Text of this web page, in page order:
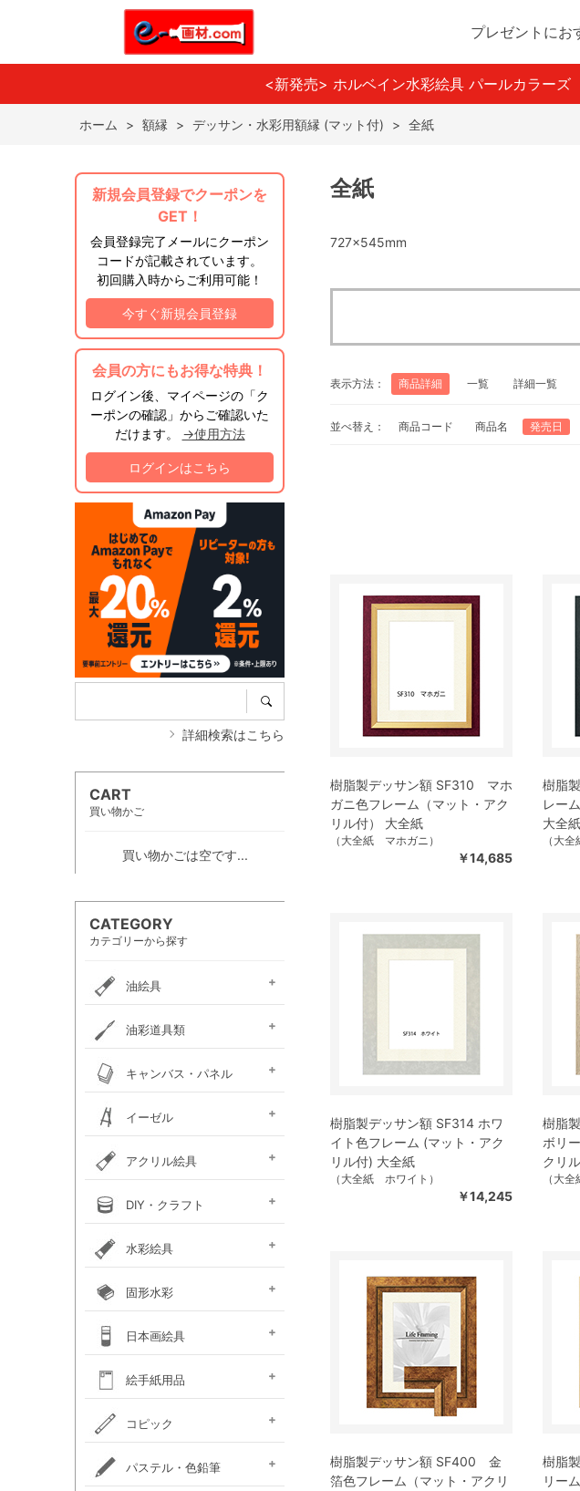
プレゼントにお
<新発売> ホルベイン水彩絵具 パールカラー
ホーム > 額縁 > デッサン・水彩用額縁 (マット付) > 全紙
新規会員登録でクーポンを
GET！
会員登録完了メールにクーポン
コードが記載されています。
初回購入時からご利用可能！
今すぐ新規会員登録
会員の方にもお得な特典！
ログイン後、マイページの「ク
ーポンの確認」からご確認いた
だけます。 →使用方法
ログインはこちら
詳細検索はこちら
CART
買い物かご
買い物かごは空です...
CATEGORY
カテゴリーから探す
油絵具
お勧めセット
アーチスト油絵具
DUO水可溶性油絵具
ヴェルネ 高品位油絵具
ホルベイン画用液
スタンダードオイルカラー
クサカベ・専門家用油絵具
ミノー油絵具
ギルド油絵具
ラスター油絵具
クサカベ画用液
マツダ・スーパー油絵具
マツダ画用液
オイルカラー AOC
W＆N画用液
レンブラント油絵具
ヴァンゴッホ油絵具
ターレンス油絵具
ターレンス画用液
ターナー・マチソン油絵具
ターナー画溶液
油彩道具類
ペインティングナイフ
ペインティングナイフ
イタリアンアートナイフ
ペンチングナイフ
パレットナイフ
カタリスト
パレット
チューブ絞り
キャンバス・パネル
張り上げキャンバス
ロールキャンバス
キャンバスボード
木枠
キャンバス張り用具
木製パネル・水貼りテープ
メタリックキャンバス
イーゼル
アトリエイーゼル
デッサンイーゼル
ディスプレイイーゼル
野外イーゼル
卓上イーゼル
イーゼルボックス
アトリエキャビネット
イーゼル用品
アクリル絵具
アクリルガッシュ絵具
ガッシュ専用メディウム
布えのぐ
ターナー・イベントカラー
絵具（レギュラー）
絵具（ソフト）
リキテックスベーシックス
リキテックスリキッド
リキテックスプライム
アクリリックプラス
リキテックスバイオベース
メディウム類
ホルベイン・アクリリック
カラー［ヘビーボディ］
アクリリックガッシュ
ホルベイン・メディウム類
ホルベイン・アクリリック
カラー ［フルイド］
ホルベイン・アクリリック
カラー ［インク］
ホルベイン・アクリリック
カラー ［イリデッセンス］
アクリリックカラー
アクリリックガッシュ
アムステルダム・アクリリ
ックカラー エキスパート
アムステルダム・アクリル
絵具メディウム／補助材
クサカベ・アキーラ
アキーラ ガッシュ
アキーラ専用 メディウ
ム
アクリル絵具廃液処理剤
ゴールデン ヘビーボデ
ィ
ゴールデン フルイド
ゴールデン ハイフロー
ゴールデン オープン
ゴールデン ソーフラッ
ト
ゴールデン メディウム
DIY・クラフト
ガラスペイント
ベトンペースト
布えのぐ
ステッチカラー
オーブン陶土
水彩絵具
セット
専門家用透明水彩絵具
ハルモニア分離水彩絵具
シングルピグメント
W＆N プロフェッショナル・
ウォーターカラー(PWC)
レンブラント水彩絵具
ゴールデン QoR(コア)
ホルベイン透明水彩絵具
絵具（ガッシュ）
メディウム・他
ダニエルスミス
ターナー・ポスターカラー
水彩道具類
マスク液
固形水彩
ウォーターカラー(PWC)
ウォーターカラー(CWC)
ホルベイン・ケーキカラー
ホルベイン・パンカラー
FINETEC(ファインテック)
ゴールデン QoR(コア)
パール固形水彩絵具
カラー固形水彩
固形透明水彩絵具
固形透明水彩絵具
プチカラー 透明固形水
彩
ダニエルスミス ハーフパ
ン
水彩道具類
日本画絵具
新岩絵具
天然岩絵具
ナカガワ水飛胡粉
吉祥水干絵具
吉祥チューブ水干絵具
吉祥 日本画用顔料
(糊剤・目止め剤)
金泥・銀泥・箔類
顔彩角皿
顔彩鉄鉢
墨彩画セット
日本画墨
日本画道具類
ナカガワ 日本画キット
呉竹 顔彩
絵手紙用品
絵手紙セット
フィス顔彩パレット
顔彩深美
絵手紙用
はがき・絵手紙帳
コピック
コピック スケッチ
コピック チャオ
コピック クラシック
コピック アクレア
ープラス
パステル・色鉛筆
全紙
727×545mm
表示方法： 商品詳細 一覧 詳細一覧
並べ替え： 商品コード 商品名 発売日
樹脂製デッサン額 SF310 マホ
ガニ色フレーム（マット・アク
リル付） 大全紙
（大全紙 マホガニ）
￥14,685
樹脂
レー
大全紙
（大
樹脂製デッサン額 SF314 ホワ
イト色フレーム (マット・アク
リル付) 大全紙
（大全紙 ホワイト）
￥14,245
樹脂
ボリ
クリ
（大
樹脂製デッサン額 SF400 金
箔色フレーム（マット・アクリ
樹脂
リー